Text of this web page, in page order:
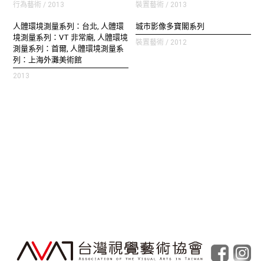
行為藝術 / 2013 裝置藝術 / 2013
人體環境測量系列：台北, 人體環
境測量系列：VT 非常廟, 人體環境
測量系列：首爾, 人體環境測量系
列：上海外灘美術館
2013
城市影像多寶閣系列
裝置藝術 / 2012